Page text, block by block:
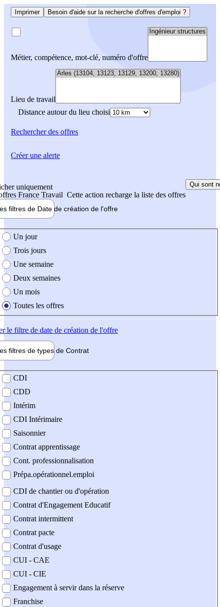
Imprimer Besoin d'aide sur la recherche d'offres d'emploi ?
Métier, compétence, mot-clé, numéro d'offre
Lieu de travail
Distance autour du lieu choisi
Rechercherdes offres
uniquement
France Travail Cette action recharge la liste des offres
Qui sont
filtres de Date de création de l'offre
création de l'offre
Un jour
Trois jours
Une semaine
Deux semaines
Un mois
Toutes les offres
le filtre de date de création de l'offre
filtres de types de Contrat
contrat
CDI
CDD
Intérim
CDI Intérimaire
Saisonnier
Contrat apprentissage
Cont. professionnalisation
Prépa.opérationnel.emploi
CDI de chantier ou d'opération
Contrat d'Engagement Educatif
Contrat intermittent
Contrat pacte
Contrat d'usage
CUI - CAE
CUI - CIE
Engagement à servir dans la réserve
Franchise
Créer une alerte